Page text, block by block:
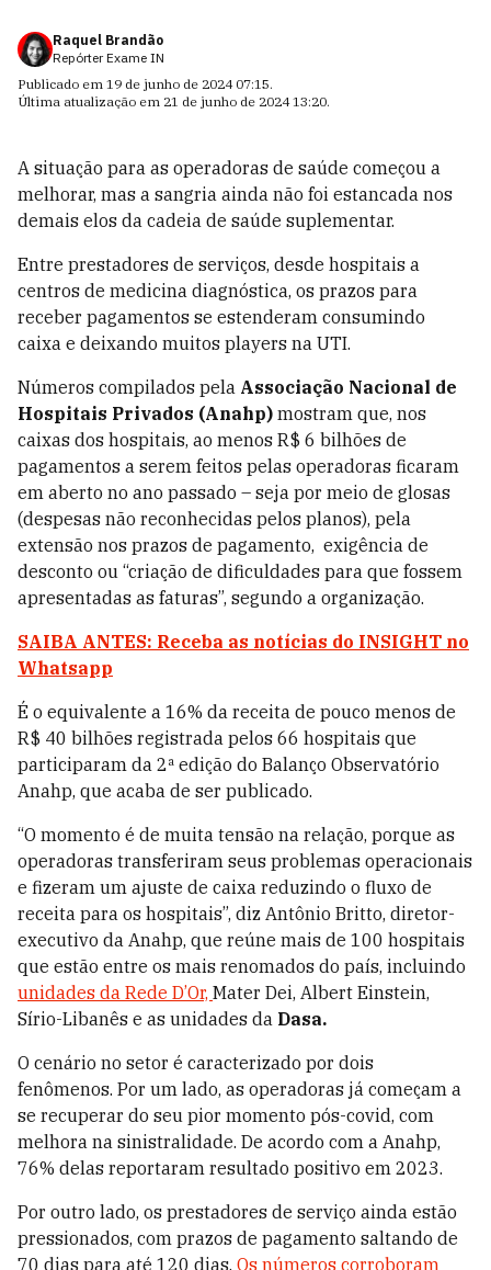
Raquel Brandão
Repórter Exame IN
Publicado em 19 de junho de 2024 07:15.
Última atualização em 21 de junho de 2024 13:20.
A situação para as operadoras de saúde começou a
melhorar, mas a sangria ainda não foi estancada nos
demais elos da cadeia de saúde suplementar.
Entre prestadores de serviços, desde hospitais a
centros de medicina diagnóstica, os prazos para
receber pagamentos se estenderam consumindo
caixa e deixando muitos players na UTI.
Números compilados pela Associação Nacional de
Hospitais Privados (Anahp) mostram que, nos
caixas dos hospitais, ao menos R$ 6 bilhões de
pagamentos a serem feitos pelas operadoras ficaram
em aberto no ano passado – seja por meio de glosas
(despesas não reconhecidas pelos planos), pela
extensão nos prazos de pagamento, exigência de
desconto ou “criação de dificuldades para que fossem
apresentadas as faturas”, segundo a organização.
SAIBA ANTES: Receba as notícias do INSIGHT no
Whatsapp
É o equivalente a 16% da receita de pouco menos de
R$ 40 bilhões registrada pelos 66 hospitais que
participaram da 2ª edição do Balanço Observatório
Anahp, que acaba de ser publicado.
“O momento é de muita tensão na relação, porque as
operadoras transferiram seus problemas operacionais
e fizeram um ajuste de caixa reduzindo o fluxo de
receita para os hospitais”, diz Antônio Britto, diretor-
executivo da Anahp, que reúne mais de 100 hospitais
que estão entre os mais renomados do país, incluindo
unidades da Rede D’Or, Mater Dei, Albert Einstein,
Sírio-Libanês e as unidades da Dasa.
O cenário no setor é caracterizado por dois
fenômenos. Por um lado, as operadoras já começam a
se recuperar do seu pior momento pós-covid, com
melhora na sinistralidade. De acordo com a Anahp,
76% delas reportaram resultado positivo em 2023.
Por outro lado, os prestadores de serviço ainda estão
pressionados, com prazos de pagamento saltando de
70 dias para até 120 dias. Os números corroboram